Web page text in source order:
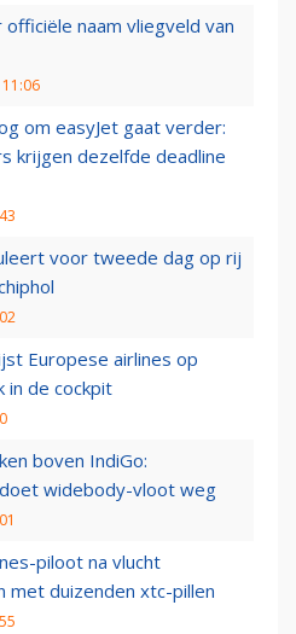
naam vliegveld van
om easyJet gaat verder:
krijgen dezelfde deadline
voor tweede dag op rij
Europese airlines op
in de cockpit
boven IndiGo:
widebody-vloot weg
piloot na vlucht
met duizenden xtc-pillen